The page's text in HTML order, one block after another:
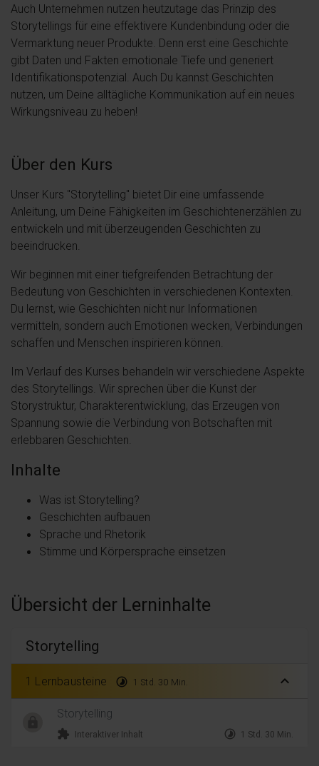
Auch Unternehmen nutzen heutzutage das Prinzip des
Storytellings für eine effektivere Kundenbindung oder die
Vermarktung neuer Produkte. Denn erst eine Geschichte
gibt Daten und Fakten emotionale Tiefe und generiert
Identifikationspotenzial. Auch Du kannst Geschichten
nutzen, um Deine alltägliche Kommunikation auf ein neues
Wirkungsniveau zu heben!
Über den Kurs
Unser Kurs "Storytelling" bietet Dir eine umfassende
Anleitung, um Deine Fähigkeiten im Geschichtenerzählen zu
entwickeln und mit überzeugenden Geschichten zu
beeindrucken.
Wir beginnen mit einer tiefgreifenden Betrachtung der
Bedeutung von Geschichten in verschiedenen Kontexten.
Du lernst, wie Geschichten nicht nur Informationen
vermitteln, sondern auch Emotionen wecken, Verbindungen
schaffen und Menschen inspirieren können.
Im Verlauf des Kurses behandeln wir verschiedene Aspekte
des Storytellings. Wir sprechen über die Kunst der
Storystruktur, Charakterentwicklung, das Erzeugen von
Spannung sowie die Verbindung von Botschaften mit
erlebbaren Geschichten.
Inhalte
Was ist Storytelling?
Geschichten aufbauen
Sprache und Rhetorik
Stimme und Körpersprache einsetzen
Übersicht der Lerninhalte
Storytelling
1 Lernbausteine timelapse 1 Std. 30 Min. expand_less
Storytelling
extension Interaktiver Inhalt timelapse 1 Std. 30 Min.